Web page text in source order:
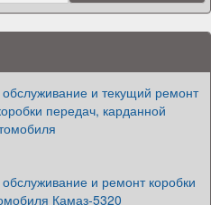
обслуживание и текущий ремонт
передач, карданной
и ремонт коробки
Камаз-5320